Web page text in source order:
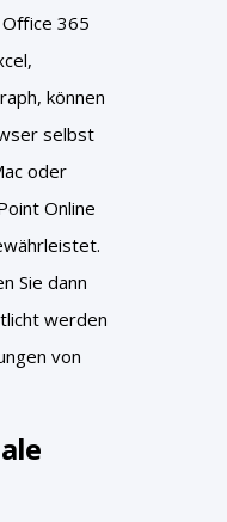
365
können
selbst
oder
Online
Sie dann
werden
von